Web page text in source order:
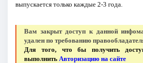
выпускается только каждые 2-3 года.
Вам закрыт доступ к данной
удален по требованию
Для того, что бы получить
выполнить Авторизацию на сайте